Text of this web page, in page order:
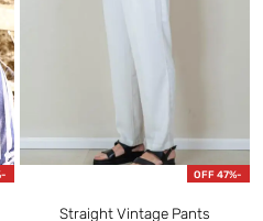
-47% OFF
Straight Vintage Pants
-73% OFF